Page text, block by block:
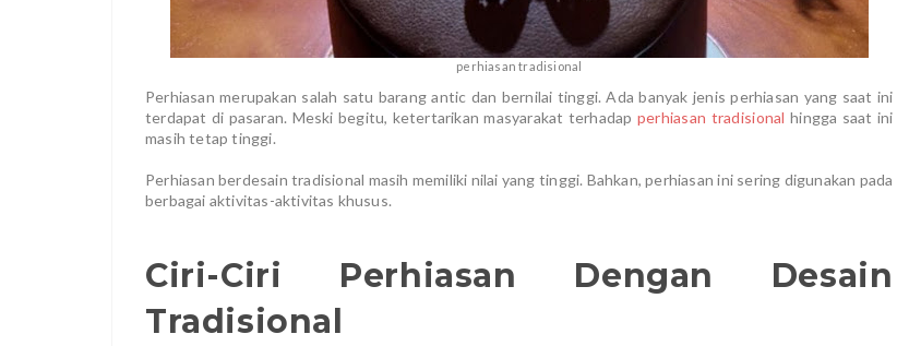
perhiasan tradisional
Perhiasan merupakan salah satu barang antic dan bernilai tinggi. Ada banyak jenis perhiasan yang saat ini
terdapat di pasaran. Meski begitu, ketertarikan masyarakat terhadap perhiasan tradisionalhingga saat ini
masih tetap tinggi.
Perhiasan berdesain tradisional masih memiliki nilai yang tinggi. Bahkan, perhiasan ini sering digunakan pada
berbagai aktivitas-aktivitas khusus.
Ciri-Ciri Perhiasan Dengan Desain
Tradisional